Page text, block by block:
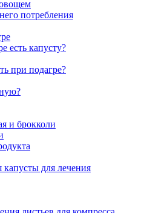
потребления
есть капусту?
при подагре?
и брокколи
для лечения